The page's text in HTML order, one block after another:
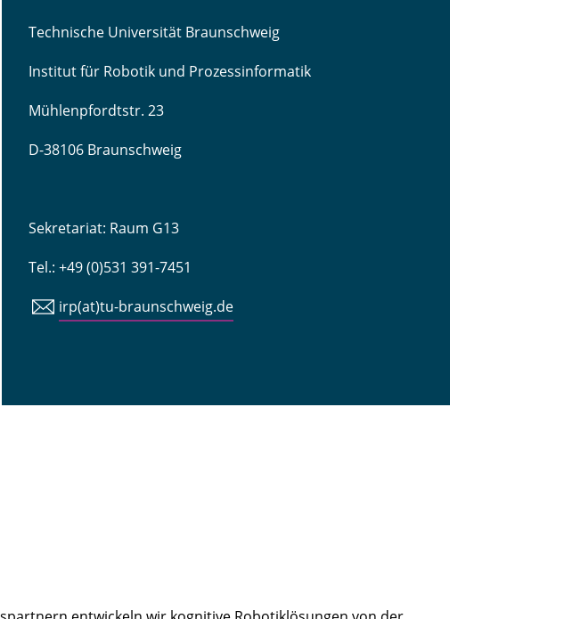
Technische Universität Braunschweig
Institut für Robotik und Prozessinformatik
Mühlenpfordtstr. 23
D-38106 Braunschweig
Sekretariat: Raum G13
Tel.: +49 (0)531 391-7451
irp(at)tu-braunschweig.de